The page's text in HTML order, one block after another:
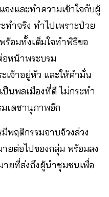
งและทำความเข้าใจกับผู้
ทำจริง ทำไปเพราะป่วย
อมทั้งเต็มใจทำพิธีขอ
หน้าพระบรม
จ้าอยู่หัว และให้คำมั่น
นพลเมืองที่ดี ไม่กระทำ
เดชานุภาพอีก
พฤติกรรม​จาบจ้วงล่วง
ยต่อไปของกลุ่ม พร้อมลง
ยที่ส่งถึงผู้นำชุมชนเพื่อ